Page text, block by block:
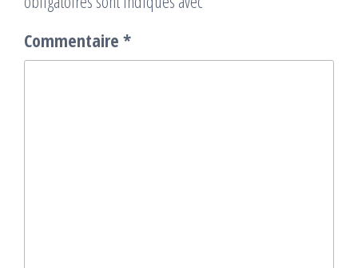
Commentaire *